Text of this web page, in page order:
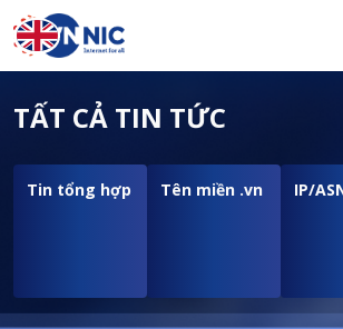
Nhảy đến nội dung
Menuheader của
TẤT CẢ TIN TỨC
Tin tổng hợp Tên miền .vn IP/